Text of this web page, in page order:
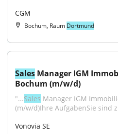
CGM
Bochum, Raum Dortmund
Sales Manager IGM
Bochum (m/w/d)
"...Sales Manager IGM
(m/w/d)Ihre AufgabenSie sind
Vonovia SE